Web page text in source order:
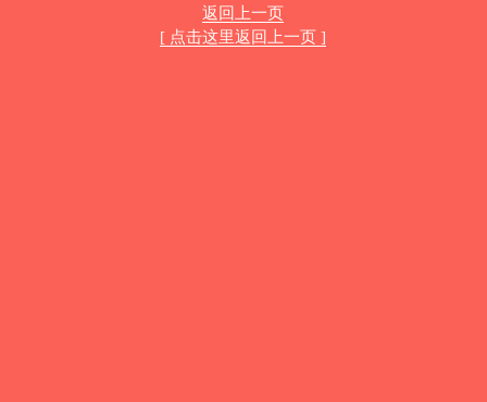
返回上一页
[ 点击这里返回上一页 ]